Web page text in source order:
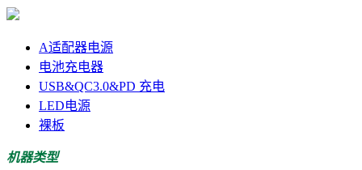
A适配器电源
电池充电器
USB&QC3.0&PD 充电
LED电源
裸板
机器类型